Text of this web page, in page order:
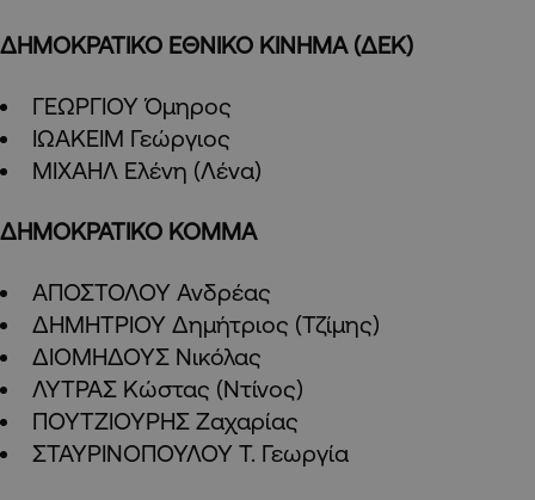
ΔΗΜΟΚΡΑΤΙΚΟ ΕΘΝΙΚΟ ΚΙΝΗΜΑ (ΔΕΚ)
ΓΕΩΡΓΙΟΥ Όμηρος
ΙΩΑΚΕΙΜ Γεώργιος
ΜΙΧΑΗΛ Ελένη (Λένα)
ΔΗΜΟΚΡΑΤΙΚΟ ΚΟΜΜΑ
ΑΠΟΣΤΟΛΟΥ Ανδρέας
ΔΗΜΗΤΡΙΟΥ Δημήτριος (Τζίμης)
ΔΙΟΜΗΔΟΥΣ Νικόλας
ΛΥΤΡΑΣ Κώστας (Ντίνος)
ΠΟΥΤΖΙΟΥΡΗΣ Ζαχαρίας
ΣΤΑΥΡΙΝΟΠΟΥΛΟΥ Τ. Γεωργία